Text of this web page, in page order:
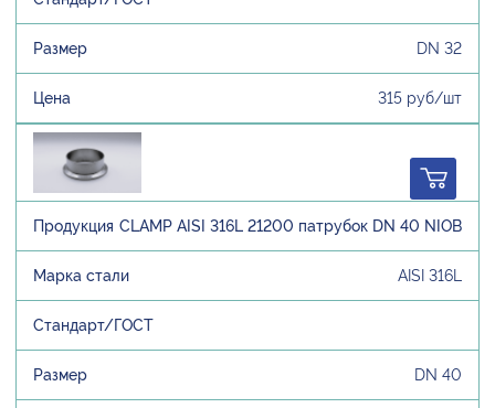
DN 32
315 руб/шт
CLAMP AISI 316L 21200 патрубок DN 40 NIOB
AISI 316L
DN 40